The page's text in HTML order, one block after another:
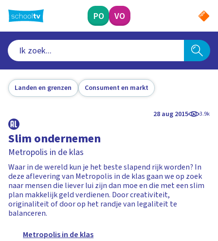
naar
hoofdinhoud
PO VO
Landen en grenzen Consument en markt
28 aug 2015 3.9k
Slim ondernemen
Metropolis in de klas
Waar in de wereld kun je het beste slapend rijk worden? In
deze aflevering van Metropolis in de klas gaan we op zoek
naar mensen die liever lui zijn dan moe en die met een slim
plan makkelijk geld verdienen. Door creativiteit,
originaliteit of door op het randje van legaliteit te
balanceren.
Metropolis in de klas